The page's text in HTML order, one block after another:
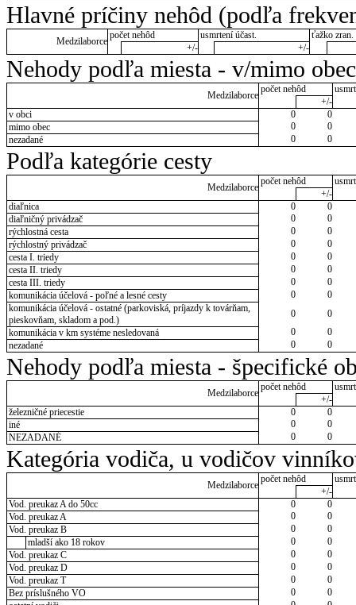
Hlavné príčiny nehôd (podľa
Medzilaborce
počet nehôd usmrtení účast.
ťažko zran.
+/-
+/-
Nehody podľa miesta - v/mimo obec
Medzilaborce
počet nehôd
+/-
v obci
0
0
mimo obec
0
0
nezadané
0 0
Podľa kategórie cesty
Medzilaborce
počet nehôd
+/-
diaľnica
0
0
diaľničný privádzač
0
0
rýchlostná cesta
0
0
rýchlostný privádzač
0
0
cesta I. triedy
0
0
cesta II. triedy
0
0
cesta III. triedy
0
0
komunikácia účelová - poľné a lesné cesty
0
0
komunikácia účelová - ostatné (parkoviská, príjazdy k továrňam,
pieskovňam, skladom a pod.)
0
0
komunikácia v km systéme nesledovaná
0
0
nezadané
0 0
Nehody podľa miesta - špecifické
Medzilaborce
počet nehôd
+/-
železničné priecestie
0
0
iné
0
0
NEZADANÉ
0 0
Kategória vodiča, u vodičov
Medzilaborce
počet nehôd
+/-
Vod. preukaz A do 50cc
0
0
Vod. preukaz A
0
0
Vod. preukaz B
0
0
mladší ako 18 rokov
0
0
Vod. preukaz C
0
0
Vod. preukaz D
0
0
Vod. preukaz T
0
0
Bez príslušného VO
0
0